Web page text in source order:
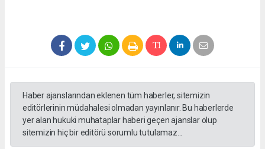
Haber ajanslarından eklenen tüm haberler, sitemizin
editörlerinin müdahalesi olmadan yayınlanır. Bu haberlerde
yer alan hukuki muhataplar haberi geçen ajanslar olup
sitemizin hiç bir editörü sorumlu tutulamaz...